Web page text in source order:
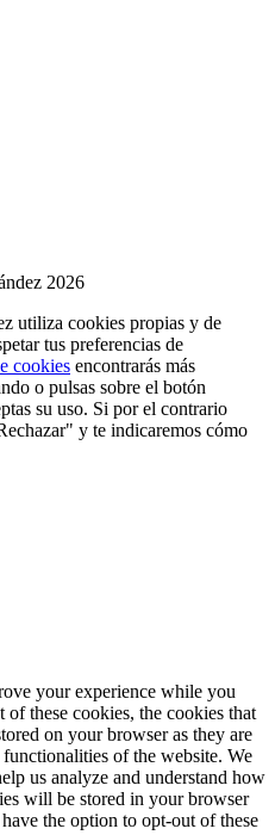
2026
utiliza cookies propias y de
tus preferencias de
cookies encontrarás más
o pulsas sobre el botón
su uso. Si por el contrario
y te indicaremos cómo
your experience while you
these cookies, the cookies that
on your browser as they are
of the website. We
us analyze and understand how
will be stored in your browser
the option to opt-out of these